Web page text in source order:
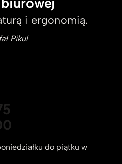
i ergonomią.
Pikul
do piątku w